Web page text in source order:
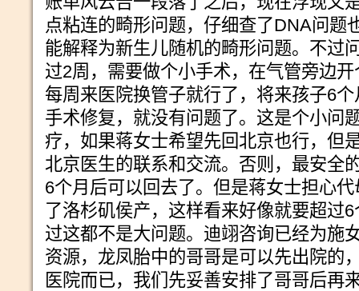
点粘连的畸形问题，仔细查了DNA问题
能解释为新生儿随机的畸形问题。不过
过2周，需要做个小手术，在气管旁边
每周来医院换管子就行了，将来孩子6
手术修复，就没有问题了。这是个小问
疗，如果蒋女士希望先回北京也行，但
北京医生的联系和交流。否则，最安全
6个月后可以回去了。但是蒋女士担心
了洛杉矶侯产，这样看来好像就要超过
过这都不是大问题。迪翊咨询已经为施
资源，龙凤胎中的哥哥是可以先出院的
医院而已，我们先妥善安排了哥哥后再